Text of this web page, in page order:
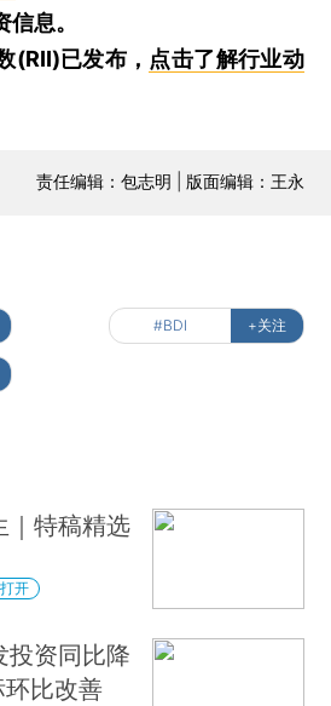
息。
(RII)已发布， 点击了解行业动
责任编辑：包志明 | 版面编辑：王永
#BDI +关注
｜特稿精选
开
投资同比降
环比改善